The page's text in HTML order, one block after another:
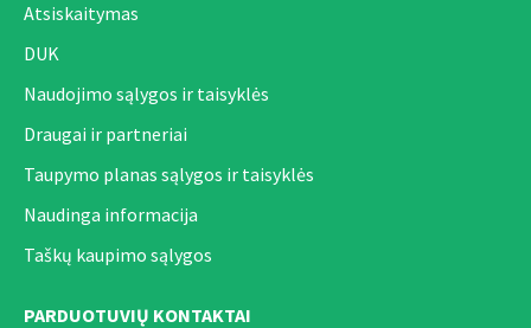
Atsiskaitymas
DUK
Naudojimo sąlygos ir taisyklės
Draugai ir partneriai
Taupymo planas sąlygos ir taisyklės
Naudinga informacija
Taškų kaupimo sąlygos
PARDUOTUVIŲ KONTAKTAI